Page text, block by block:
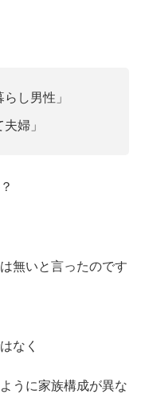
し男性」
婦」
無いと言ったのです
なく
うに家族構成が異な